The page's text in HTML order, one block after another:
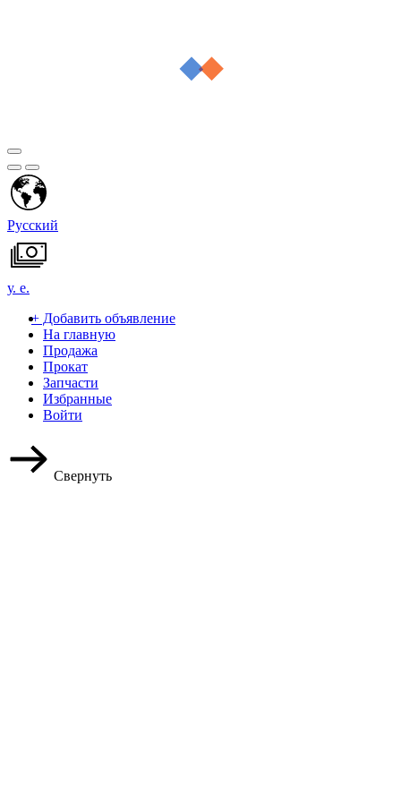
Русский
у. е.
+ Добавить объявление
На главную
Продажа
Прокат
Запчасти
Избранные
Войти
Свернуть